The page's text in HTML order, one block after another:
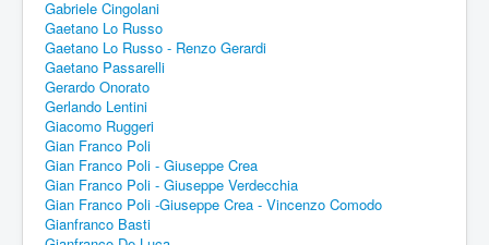
Gabriele Cingolani
Gaetano Lo Russo
Gaetano Lo Russo - Renzo Gerardi
Gaetano Passarelli
Gerardo Onorato
Gerlando Lentini
Giacomo Ruggeri
Gian Franco Poli
Gian Franco Poli - Giuseppe Crea
Gian Franco Poli - Giuseppe Verdecchia
Gian Franco Poli -Giuseppe Crea - Vincenzo Comodo
Gianfranco Basti